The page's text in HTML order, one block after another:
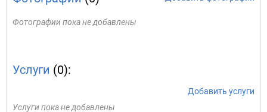
Фотографии пока не добавлены
Услуги (0):
Добавить услуги
Услуги пока не добавлены